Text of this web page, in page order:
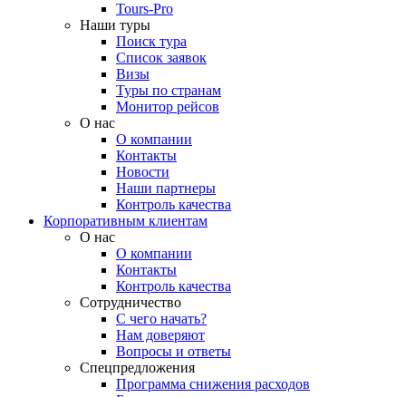
Tours-Pro
Наши туры
Поиск тура
Список заявок
Визы
Туры по странам
Монитор рейсов
О нас
О компании
Контакты
Новости
Наши партнеры
Контроль качества
Корпоративным клиентам
О нас
О компании
Контакты
Контроль качества
Сотрудничество
С чего начать?
Нам доверяют
Вопросы и ответы
Спецпредложения
Программа снижения расходов